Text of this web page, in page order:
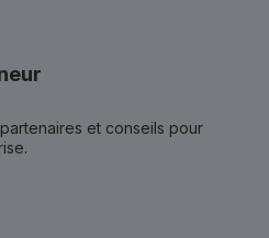
et conseils pour